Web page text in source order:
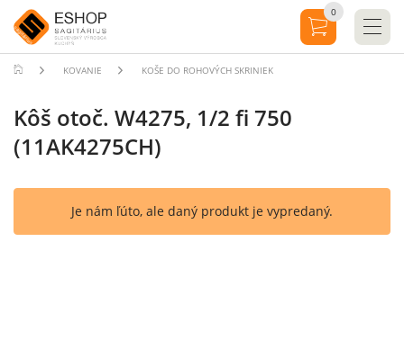
KOVANIE KOŠE DO ROHOVÝCH SKRINIEK
Kôš otoč. W4275, 1/2 fi 750
(11AK4275CH)
Je nám ľúto, ale daný produkt je vypredaný.
0